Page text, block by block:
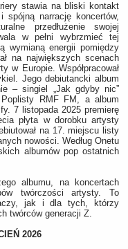
stawia na bliski kontakt
narrację koncertów,
przedłużenie swojej
w pełni wybrzmieć tej
wymianą energii pomiędzy
na największych scenach
w Europie. Współpracował
Jego debiutancki album
– singiel „Jak gdyby nic”
RMF FM, a album
7 listopada 2025 premierę
płyta w dorobku artysty
na 17. miejscu listy
nowości. Według Onetu
albumów pop ostatnich
albumu, na koncertach
twórczości artysty. To
jak i dla tych, którzy
twórców generacji Z.
2026